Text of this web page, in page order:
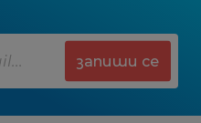
запиши се